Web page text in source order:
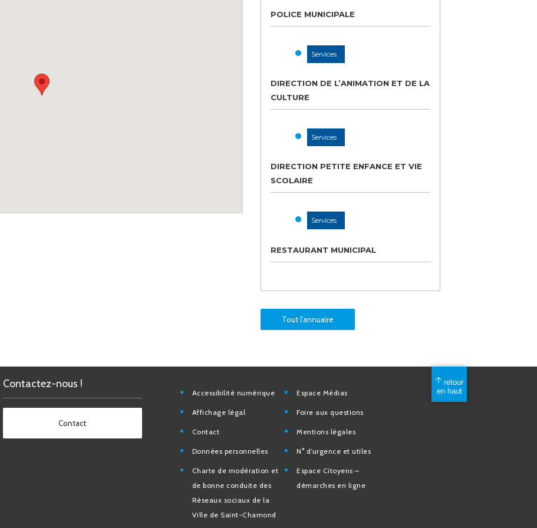
POLICE MUNICIPALE
Services
DIRECTION DE L’ANIMATION ET DE LA
CULTURE
Services
DIRECTION PETITE ENFANCE ET VIE
SCOLAIRE
Services
RESTAURANT MUNICIPAL
Tout l'annuaire
Contactez-nous !
Contact
Accessibilité numérique Espace Médias
Affichage légal Foire aux questions
Contact Mentions légales
Données personnelles N° d’urgence et utiles
Charte de modération et de
bonne conduite des
Réseaux sociaux de la Ville
de Saint-Chamond
Espace Citoyens –
démarches en ligne